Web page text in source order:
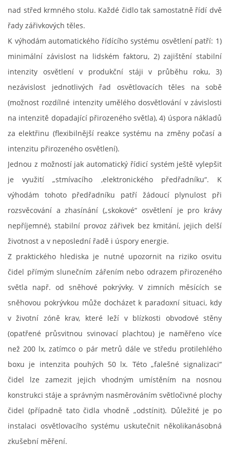
nad střed krmného stolu. Každé čidlo tak samostatně řídí dvě
řady zářivkových těles.
K výhodám automatického řídícího systému osvětlení patří: 1)
minimální závislost na lidském faktoru, 2) zajištění stabilní
intenzity osvětlení v produkční stáji v průběhu roku, 3)
nezávislost jednotlivých řad osvětlovacích těles na sobě
(možnost rozdílné intenzity umělého dosvětlování v závislosti
na intenzitě dopadající přirozeného světla), 4) úspora nákladů
za elektřinu (flexibilnější reakce systému na změny počasí a
intenzitu přirozeného osvětlení).
Jednou z možností jak automatický řídicí systém ještě vylepšit
je využití „stmívacího ,elektronického předřadníku“. K
výhodám tohoto předřadníku patří žádoucí plynulost při
rozsvěcování a zhasínání („skokové“ osvětlení je pro krávy
nepříjemné), stabilní provoz zářivek bez kmitání, jejich delší
životnost a v neposlední řadě i úspory energie.
Z praktického hlediska je nutné upozornit na riziko osvitu
čidel přímým slunečním zářením nebo odrazem přirozeného
světla např. od sněhové pokrývky. V zimních měsících se
sněhovou pokrývkou může docházet k paradoxní situaci, kdy
v životní zóně krav, které leží v blízkosti obvodové stěny
(opatřené průsvitnou svinovací plachtou) je naměřeno více
než 200 lx, zatímco o pár metrů dále ve středu protilehlého
boxu je intenzita pouhých 50 lx. Této „falešné signalizaci“
čidel lze zamezit jejich vhodným umístěním na nosnou
konstrukci stáje a správným nasměrováním světločivné plochy
čidel (případně tato čidla vhodně „odstínit). Důležité je po
instalaci osvětlovacího systému uskutečnit několikanásobná
zkušební měření.